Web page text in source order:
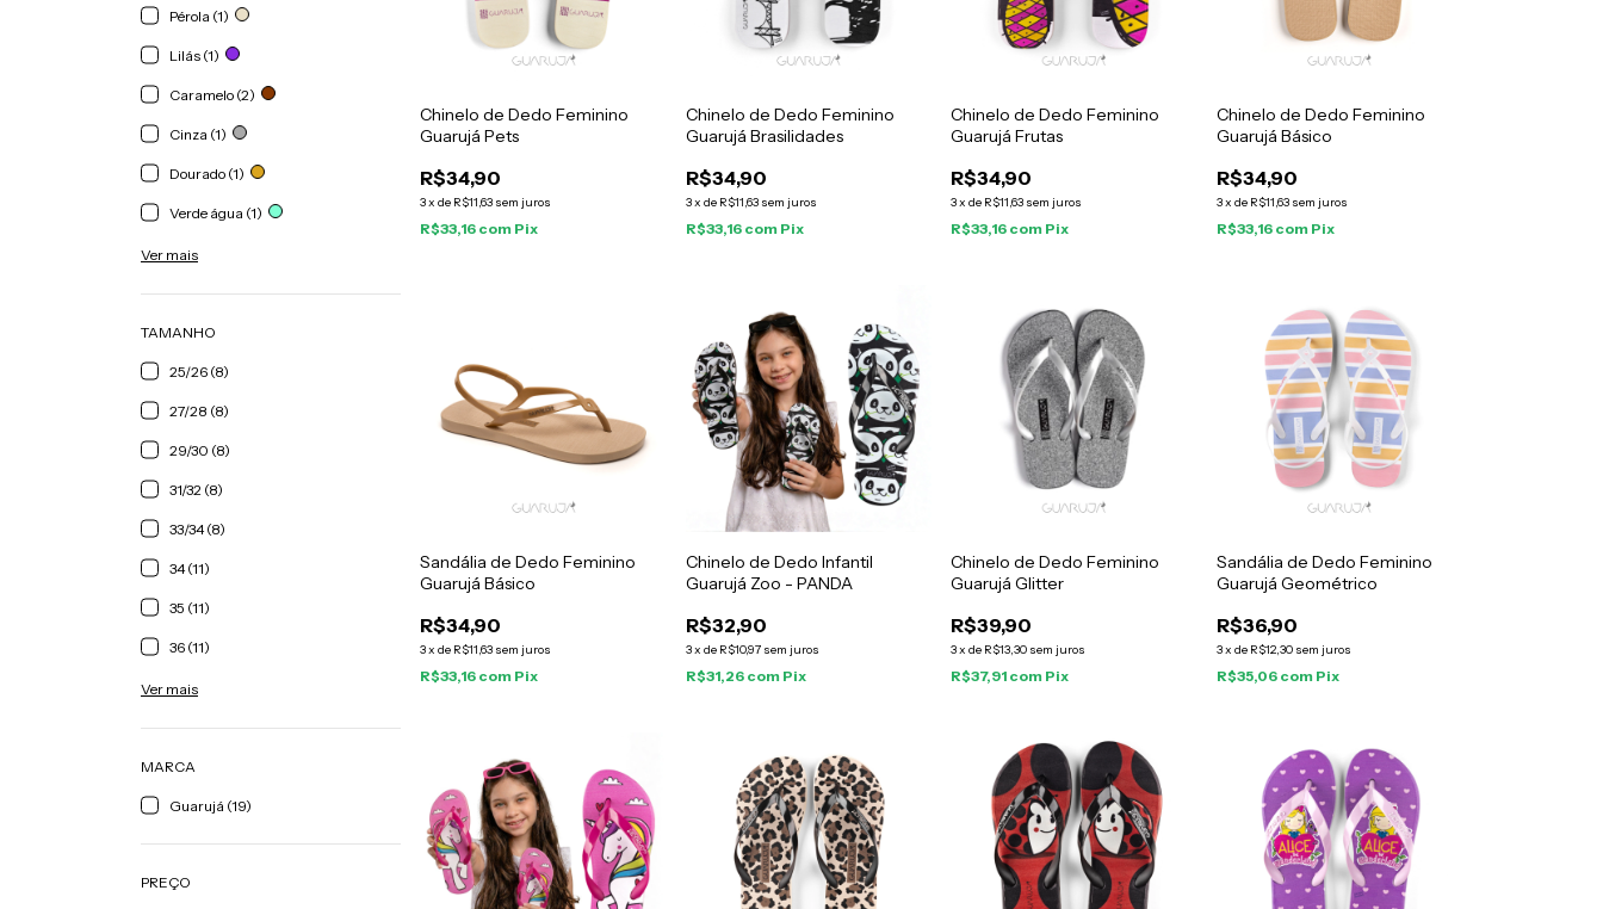
Pérola (1)
Lilás (1)
Caramelo (2)
Cinza (1)
Dourado (1)
Verde água (1)
Ver mais
TAMANHO
25/26 (8)
27/28 (8)
29/30 (8)
31/32 (8)
33/34 (8)
34 (11)
35 (11)
36 (11)
Ver mais
MARCA
Guarujá (19)
PREÇO
Chinelo de Dedo Feminino
Guarujá Pets
R$34,90
3xde R$11,63 sem juros
R$33,16 com Pix
Chinelo de Dedo Feminino
Guarujá Brasilidades
R$34,90
3x de R$11,63 sem juros
R$33,16 com Pix
Chinelo de Dedo Feminino
Guarujá Frutas
R$34,90
3xde R$11,63 sem juros
R$33,16 com Pix
Chinelo de Dedo Feminino
Guarujá Básico
R$34,90
3x de R$11,63 sem juros
R$33,16 com Pix
Sandália de Dedo Feminino
Guarujá Básico
R$34,90
3xde R$11,63 sem juros
R$33,16 com Pix
Chinelo de Dedo Infantil
Guarujá Zoo - PANDA
R$32,90
3x de R$10,97 sem juros
R$31,26 com Pix
Chinelo de Dedo Feminino
Guarujá Glitter
R$39,90
3xde R$13,30 sem juros
R$37,91 com Pix
Sandália de Dedo Feminino
Guarujá Geométrico
R$36,90
3x de R$12,30 sem juros
R$35,06 com Pix